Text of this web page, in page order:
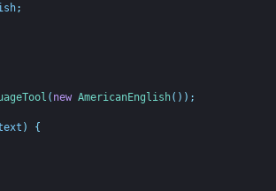
;
( new AmericanEnglish( ) ) ;
) {